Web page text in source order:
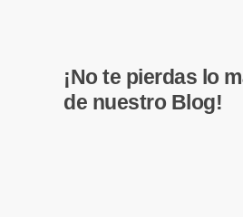
¡No te pierdas lo
de nuestro Blog!